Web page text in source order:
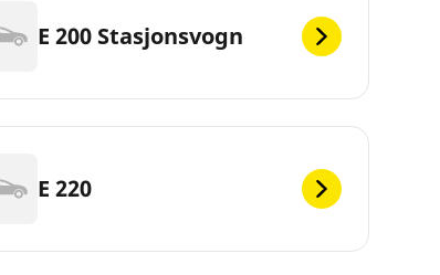
E 200 Stasjonsvogn
E 220